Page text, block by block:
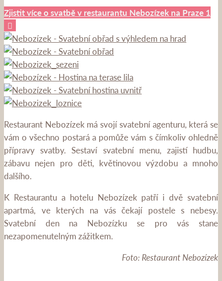
Zjistit více o svatbě v restaurantu Nebozízek na Praze 1
Restaurant Nebozízek má svojí svatební agenturu, která se
vám o všechno postará a pomůže vám s čímkoliv ohledně
přípravy svatby. Sestaví svatební menu, zajistí hudbu,
zábavu nejen pro děti, květinovou výzdobu a mnoho
dalšího.
K Restaurantu a hotelu Nebozízek patří i dvě svatební
apartmá, ve kterých na vás čekají postele s nebesy.
Svatební den na Nebozízku se pro vás stane
nezapomenutelným zážitkem.
Foto: Restaurant Nebozízek